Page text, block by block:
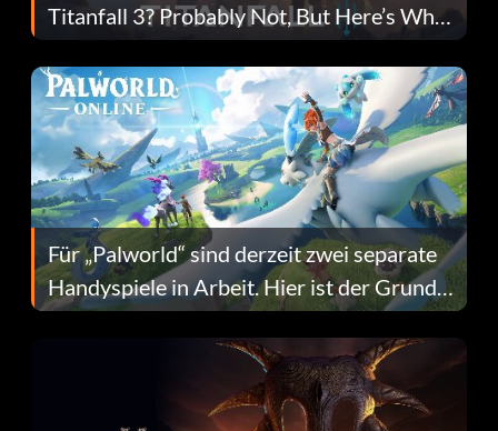
Titanfall 3? Probably Not, But Here’s Why
Fans Are Hopeful
Für „Palworld“ sind derzeit zwei separate
Handyspiele in Arbeit. Hier ist der Grund
dafür.